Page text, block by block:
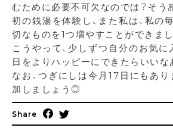
むために必要不可欠なのでは？そう
初の銭湯を体験し、また私は、私の
切なものを1つ増やすことができまし
こうやって、少しずつ自分のお気に
日をよりハッピーにできたらいいな
なお、つぎにしは今月17日にもあり
加しましょう◎
Share